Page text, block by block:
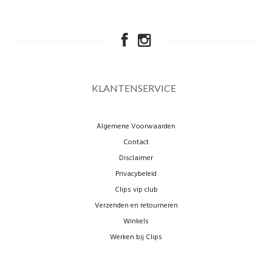
KLANTENSERVICE
Algemene Voorwaarden
Contact
Disclaimer
Privacybeleid
Clips vip club
Verzenden en retourneren
Winkels
Werken bij Clips